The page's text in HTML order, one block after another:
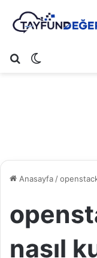
Arama yap ...
Anasayfa/
nasıl